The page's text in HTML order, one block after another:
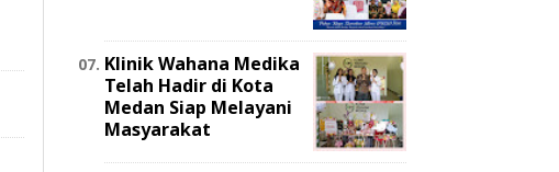
Klinik Wahana Medika
Telah Hadir di Kota
Medan Siap Melayani
Masyarakat